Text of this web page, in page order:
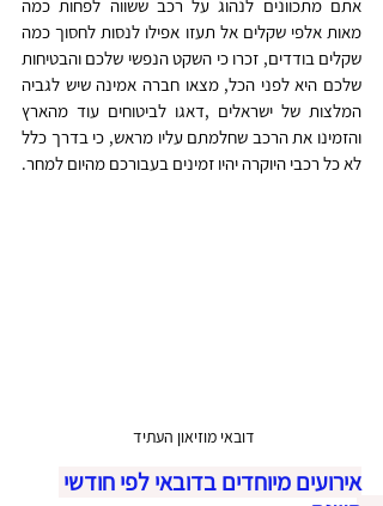
לא כל רכבי היוקרה יהיו זמינים בעבורכם מהיום למחר.
דובאי מוזיאון העתיד
אירועים מיוחדים בדובאי לפי חודשי